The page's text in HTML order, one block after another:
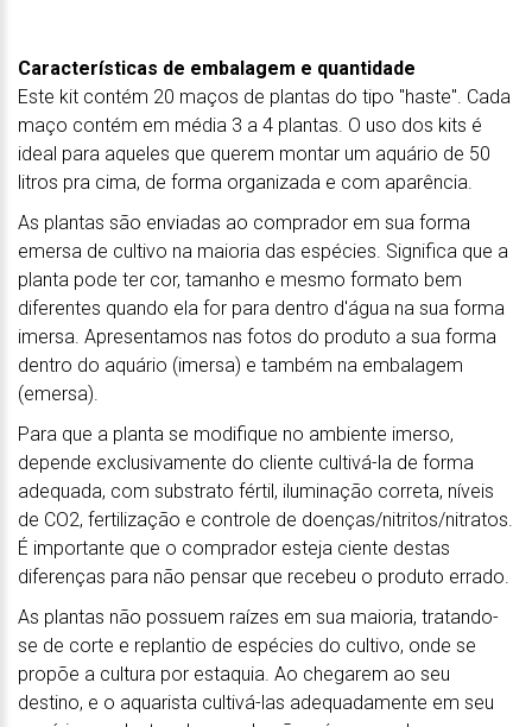
Características de embalagem e quantidade
Este kit contém 20 maços de plantas do tipo "haste". Cada
maço contém em média 3 a 4 plantas. O uso dos kits é
ideal para aqueles que querem montar um aquário de 50
litros pra cima, de forma organizada e com aparência.
As plantas são enviadas ao comprador em sua forma
emersa de cultivo na maioria das espécies. Significa que a
planta pode ter cor, tamanho e mesmo formato bem
diferentes quando ela for para dentro d'água na sua forma
imersa. Apresentamos nas fotos do produto a sua forma
dentro do aquário (imersa) e também na embalagem
(emersa).
Para que a planta se modifique no ambiente imerso,
depende exclusivamente do cliente cultivá-la de forma
adequada, com substrato fértil, iluminação correta, níveis
de CO2, fertilização e controle de doenças/nitritos/nitratos.
É importante que o comprador esteja ciente destas
diferenças para não pensar que recebeu o produto errado.
As plantas não possuem raízes em sua maioria, tratando-
se de corte e replantio de espécies do cultivo, onde se
propõe a cultura por estaquia. Ao chegarem ao seu
destino, e o aquarista cultivá-las adequadamente em seu